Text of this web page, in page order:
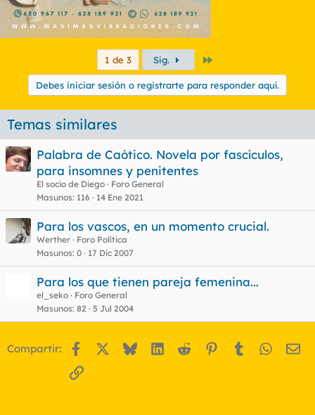
1 de 3 Sig.
Debes iniciar sesión o registrarte para responder aquí.
Temas similares
Palabra de Caótico. Novela por fascículos,
para insomnes y penitentes
El socio de Diego
Foro General
Masunos 116 14 Ene 2021
Para los vascos, en un momento crucial.
Werther
Foro Política
Masunos 0 17 Dic 2007
Para los que tienen pareja femenina...
el_seko
Foro General
Masunos 82 5 Jul 2004
Compartir: Facebook BlueskyLinkedIn
Reddit Pinterest
Tumblr
Enlace